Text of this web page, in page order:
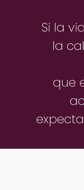
Si la
la
que